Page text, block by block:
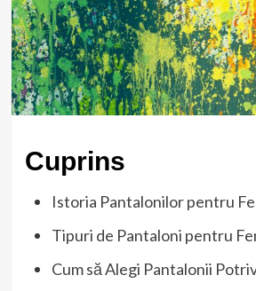
Cuprins
Istoria Pantalonilor pentru
Tipuri de Pantaloni pentru
Cum să Alegi Pantalonii